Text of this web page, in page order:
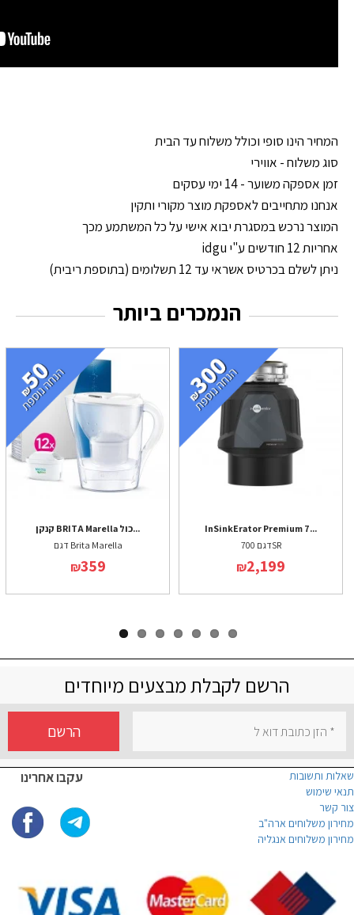
המחיר הינו סופי וכולל משלוח עד הבית
סוג משלוח - אווירי
זמן אספקה משוער - 14 ימי עסקים
אנחנו מתחייבים לאספקת מוצר מקורי ותקין
המוצר נרכש במסגרת יבוא אישי על כל המשתמע מכך
אחריות 12 חודשים ע"י idgu
ניתן לשלם בכרטיס אשראי עד 12 תשלומים (בתוספת ריבית)
הנמכרים ביותר
קנקן BRITA Marella כול...
דגם Brita Marella
₪359
InSinkErator Premium 7...
דגם 700SR
₪2,199
הרשם לקבלת מבצעים מיוחדים
הרשם
עקבו אחרינו
שאלות ותשובות
תנאי שימוש
צור קשר
מחירון משלוחים ארה"ב
מחירון משלוחים אנגליה